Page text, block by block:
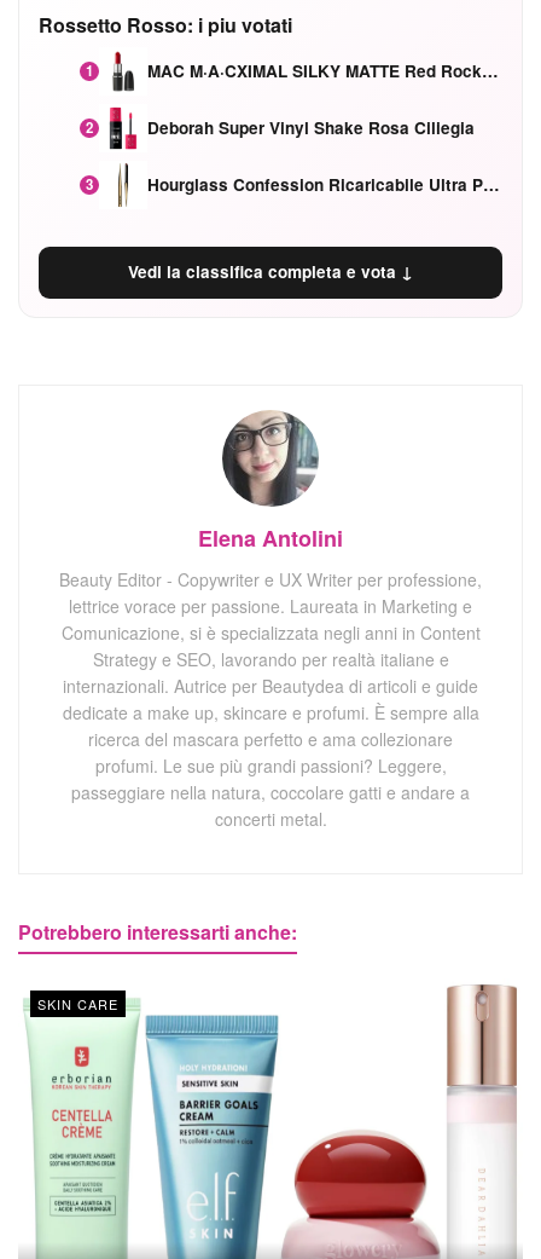
Rossetto Rosso: i piu votati
1 MAC M·A·CXIMAL SILKY MATTE Red Rock mat
2 Deborah Super Vinyl Shake Rosa Ciliegia
3 Hourglass Confession Ricaricabile Ultra Preciso Ad Alta Intensità Secretly Classic Red
Vedi la classifica completa e vota ↓
Elena Antolini
Beauty Editor - Copywriter e UX Writer per professione,
lettrice vorace per passione. Laureata in Marketing e
Comunicazione, si è specializzata negli anni in Content
Strategy e SEO, lavorando per realtà italiane e
internazionali. Autrice per Beautydea di articoli e guide
dedicate a make up, skincare e profumi. È sempre alla
ricerca del mascara perfetto e ama collezionare
profumi. Le sue più grandi passioni? Leggere,
passeggiare nella natura, coccolare gatti e andare a
concerti metal.
Potrebbero interessarti anche:
SKIN CARE